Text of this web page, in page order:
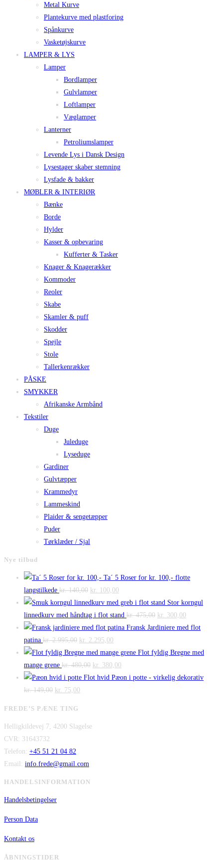
Metal Kurve
Plantekurve med plastforing
Spånkurve
Vasketøjskurve
LAMPER & LYS
Lamper
Bordlamper
Gulvlamper
Loftlamper
Væglamper
Lanterner
Petroliumslamper
Levende Lys i Dansk Design
Lysestager skaber stemning
Lysfade & bakker
MØBLER & INTERIØR
Bænke
Borde
Hylder
Kasser & opbevaring
Kufferter & Tasker
Knager & Knagerækker
Kommoder
Reoler
Skabe
Skamler & puff
Skodder
Spejle
Stole
Tallerkenrækker
PÅSKE
SMYKKER
Afrikanske Armbånd
Tekstiler
Duge
Juleduge
Lyseduge
Gardiner
Gulvtæpper
Krammedyr
Lammeskind
Plaider & sengetæpper
Puder
Tørklæder / Sjal
Nye tilbud
Ta´ 5 Roser for kr. 100,- flotte
langstilkede kr.140,00 Den
oprindelige
pris
var:
kr. 140,00.
kr. 100,00
aktuelle
pris
er:
Stor korngul
linnedkurv med håndtag i flot stand kr.475,00 Den
oprindelige
var:
kr. 300,00
aktuelle
er:
Fransk Jardiniere med flot
patina kr.2.995,00 Den
oprindelige
pris
var:
kr. 2.995,00.
kr. 2.295,00
aktuelle
pris
er:
Flot fyldig Bregne med
mange grene kr.480,00 Den
oprindelige
kr. 380,00
aktuelle
Flot hvid Pæon i potte - virkelig dekorativ
kr.149,00 Den
var:
kr. 75,00
er:
FREDE’S PÆNE TING
Helligkildevej 7, 4200 Slagelse
CVR: 31643732
Telefon: +45 51 21 04 82
Email: info.frede@gmail.com
HANDELSINFORMATION
Handelsbetingelser
Person Data
Kontakt os
ÅBNINGSTIDER